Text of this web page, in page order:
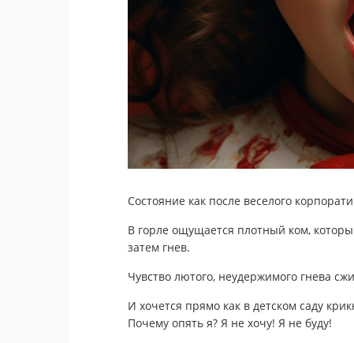
Состояние как после веселого
В горле ощущается плотный ком,
затем гнев.
Чувство лютого, неудержимого гнева
И хочется прямо как в детском саду
Почему опять я? Я не хочу! Я не буду!